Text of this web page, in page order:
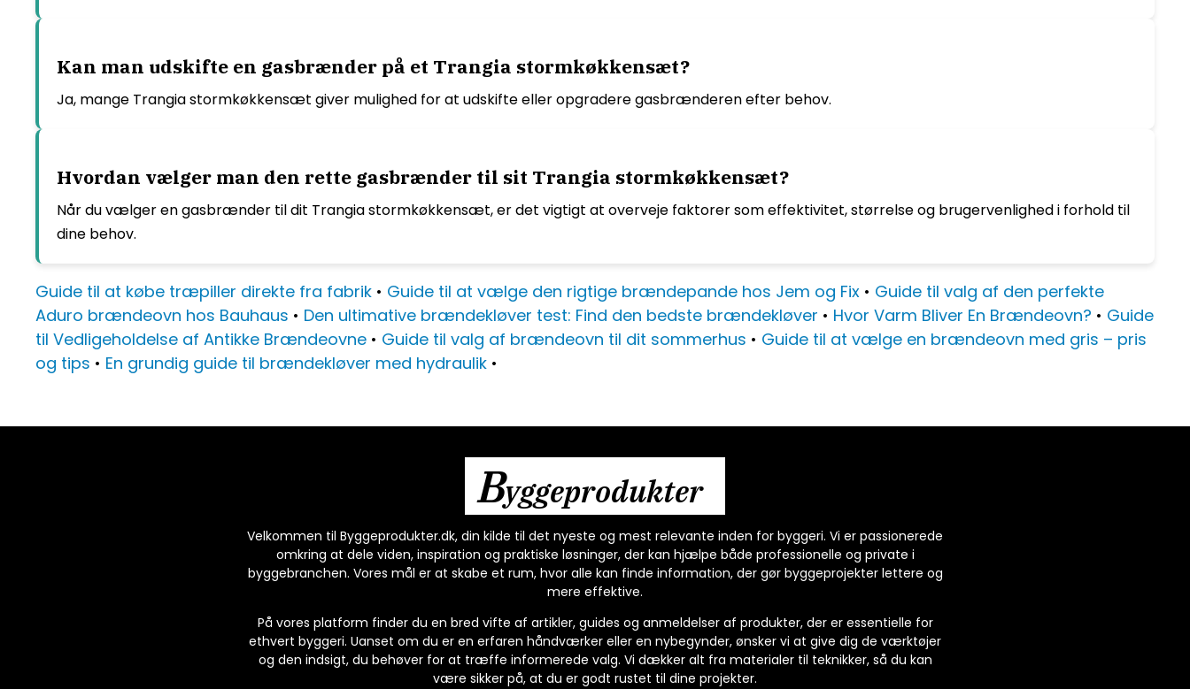
Kan man udskifte en gasbrænder på et Trangia stormkøkkensæt?
Ja, mange Trangia stormkøkkensæt giver mulighed for at udskifte eller opgradere gasbrænderen efter behov.
Hvordan vælger man den rette gasbrænder til sit Trangia stormkøkkensæt?
Når du vælger en gasbrænder til dit Trangia stormkøkkensæt, er det vigtigt at overveje faktorer som effektivitet, størrelse og brugervenlighed i forhold til
dine behov.
Guide til at købe træpiller direkte fra fabrik • Guide til at vælge den rigtige brændepande hos Jem og Fix • Guide til valg af den perfekte
Aduro brændeovn hos Bauhaus • Den ultimative brændekløver test: Find den bedste brændekløver • Hvor Varm Bliver En Brændeovn? • Guide
til Vedligeholdelse af Antikke Brændeovne • Guide til valg af brændeovn til dit sommerhus • Guide til at vælge en brændeovn med gris – pris
og tips • En grundig guide til brændekløver med hydraulik •
Byggeprodukter
Velkommen til Byggeprodukter.dk, din kilde til det nyeste og mest relevante inden for byggeri. Vi er passionerede
omkring at dele viden, inspiration og praktiske løsninger, der kan hjælpe både professionelle og private i
byggebranchen. Vores mål er at skabe et rum, hvor alle kan finde information, der gør byggeprojekter lettere og
mere effektive.
På vores platform finder du en bred vifte af artikler, guides og anmeldelser af produkter, der er essentielle for
ethvert byggeri. Uanset om du er en erfaren håndværker eller en nybegynder, ønsker vi at give dig de værktøjer
og den indsigt, du behøver for at træffe informerede valg. Vi dækker alt fra materialer til teknikker, så du kan
være sikker på, at du er godt rustet til dine projekter.